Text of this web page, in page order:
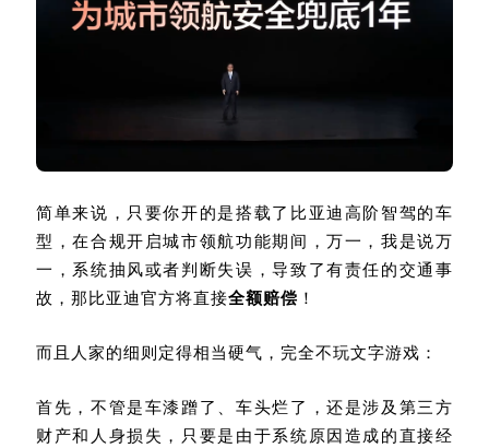
简单来说，只要你开的是搭载了比亚迪高阶智驾的车
型，在合规开启城市领航功能期间，万一，我是说万
一，系统抽风或者判断失误，导致了有责任的交通事
故，那比亚迪官方将直接全额赔偿 ！
而且人家的细则定得相当硬气，完全不玩文字游戏：
首先，不管是车漆蹭了、车头烂了，还是涉及第三方
财产和人身损失，只要是由于系统原因造成的直接经